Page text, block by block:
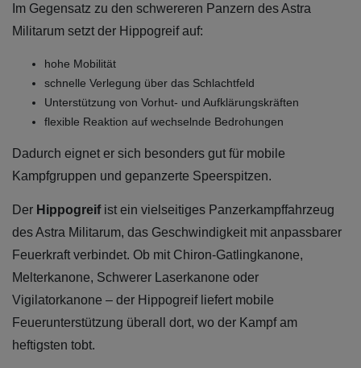
Im Gegensatz zu den schwereren Panzern des Astra
Militarum setzt der Hippogreif auf:
hohe Mobilität
schnelle Verlegung über das Schlachtfeld
Unterstützung von Vorhut- und Aufklärungskräften
flexible Reaktion auf wechselnde Bedrohungen
Dadurch eignet er sich besonders gut für mobile
Kampfgruppen und gepanzerte Speerspitzen.
Der Hippogreifist ein vielseitiges Panzerkampffahrzeug
des Astra Militarum, das Geschwindigkeit mit anpassbarer
Feuerkraft verbindet. Ob mit Chiron-Gatlingkanone,
Melterkanone, Schwerer Laserkanone oder
Vigilatorkanone – der Hippogreif liefert mobile
Feuerunterstützung überall dort, wo der Kampf am
heftigsten tobt.